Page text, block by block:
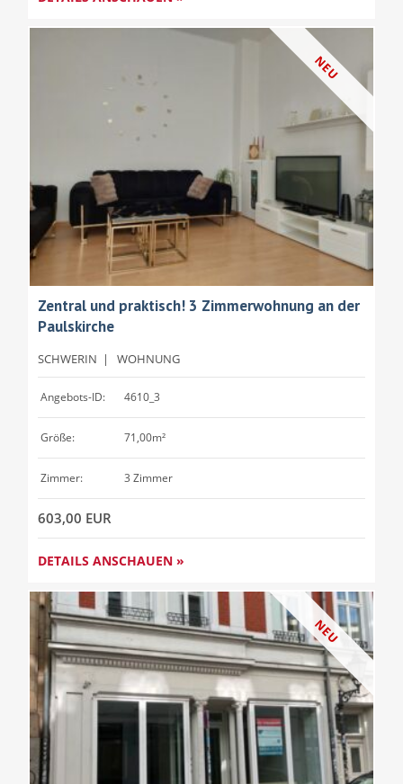
NEU
Zentral und praktisch! 3 Zimmerwohnung an der
Paulskirche
SCHWERIN | WOHNUNG
Angebots-ID: 4610_3
Größe: 71,00m²
Zimmer: 3 Zimmer
603,00 EUR
DETAILS ANSCHAUEN »
NEU